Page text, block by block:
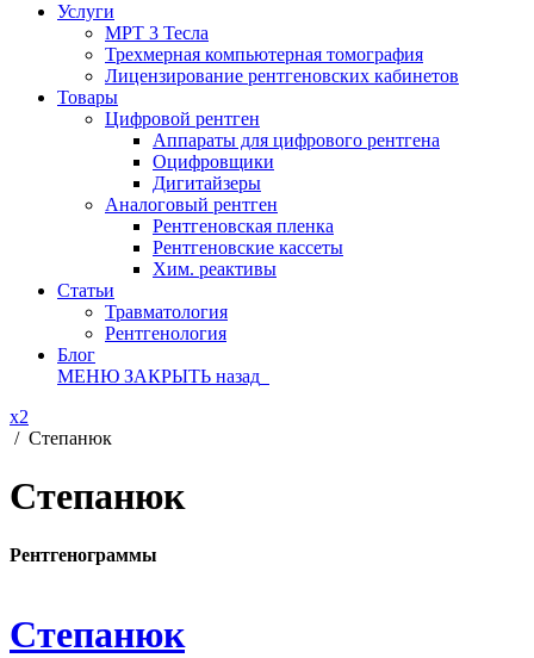
Услуги
МРТ 3 Тесла
Трехмерная компьютерная томография
Лицензирование рентгеновских кабинетов
Товары
Цифровой рентген
Аппараты для цифрового рентгена
Оцифровщики
Дигитайзеры
Аналоговый рентген
Рентгеновская пленка
Рентгеновские кассеты
Хим. реактивы
Статьи
Травматология
Рентгенология
Блог
МЕНЮ ЗАКРЫТЬ назад
x2
/ Степанюк
Степанюк
Рентгенограммы
Степанюк